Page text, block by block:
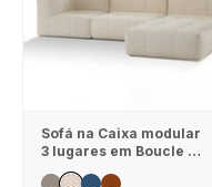
Sofá na Caixa modular
3 lugares em Boucle - 1
Braço com Chaise -